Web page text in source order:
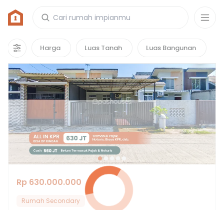
Harga Luas Tanah Luas Bangunan
Rumah di Bogor
2877
Rp 630.000.000
Rumah Secondary